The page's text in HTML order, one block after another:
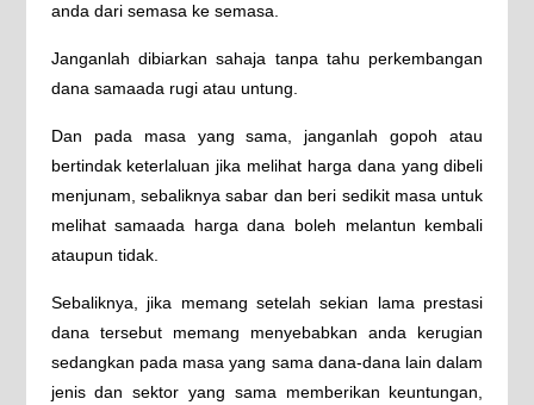
anda dari semasa ke semasa.
Janganlah dibiarkan sahaja tanpa tahu perkembangan
dana samaada rugi atau untung.
Dan pada masa yang sama, janganlah gopoh atau
bertindak keterlaluan jika melihat harga dana yang dibeli
menjunam, sebaliknya sabar dan beri sedikit masa untuk
melihat samaada harga dana boleh melantun kembali
ataupun tidak.
Sebaliknya, jika memang setelah sekian lama prestasi
dana tersebut memang menyebabkan anda kerugian
sedangkan pada masa yang sama dana-dana lain dalam
jenis dan sektor yang sama memberikan keuntungan,